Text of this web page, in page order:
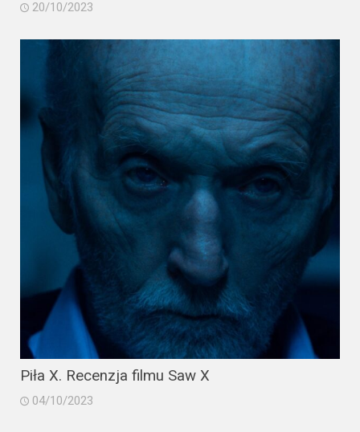
20/10/2023
Piła X. Recenzja filmu Saw X
04/10/2023